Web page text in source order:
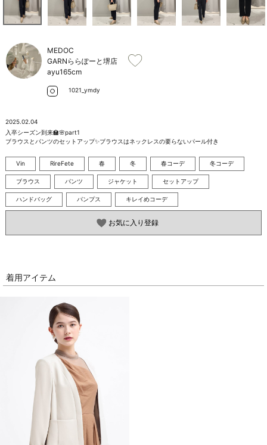
ご利用ガイド/ヘルプ
MEDOC
GARNららぽーと堺店
ayu165cm
1021_ymdy
2025.02.04
入卒シーズン到来🏫🌸part1
ブラウスとパンツのセットアップ✨ブラウスはネックレスの要らないパール付き
Vin RireFete 春 冬 春コーデ 冬コーデ
ブラウス パンツ ジャケット セットアップ
ハンドバッグ パンプス キレイめコーデ
お気に入り登録
着用アイテム